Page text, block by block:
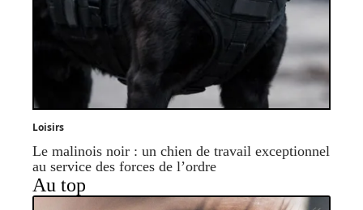
Loisirs
Le malinois noir : un chien de travail exceptionnel
au service des forces de l’ordre
Au top